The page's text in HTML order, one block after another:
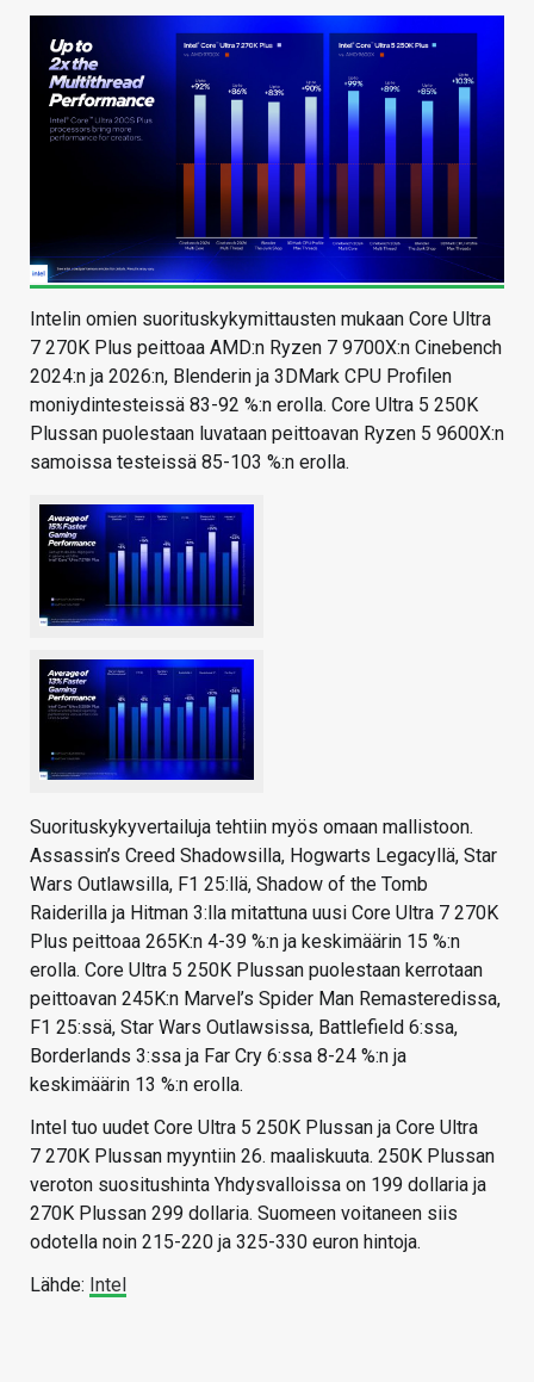
Intelin omien suorituskykymittausten mukaan Core Ultra
7 270K Plus peittoaa AMD:n Ryzen 7 9700X:n Cinebench
2024:n ja 2026:n, Blenderin ja 3DMark CPU Profilen
moniydintesteissä 83-92 %:n erolla. Core Ultra 5 250K
Plussan puolestaan luvataan peittoavan Ryzen 5 9600X:n
samoissa testeissä 85-103 %:n erolla.
Suorituskykyvertailuja tehtiin myös omaan mallistoon.
Assassin’s Creed Shadowsilla, Hogwarts Legacyllä, Star
Wars Outlawsilla, F1 25:llä, Shadow of the Tomb
Raiderilla ja Hitman 3:lla mitattuna uusi Core Ultra 7 270K
Plus peittoaa 265K:n 4-39 %:n ja keskimäärin 15 %:n
erolla. Core Ultra 5 250K Plussan puolestaan kerrotaan
peittoavan 245K:n Marvel’s Spider Man Remasteredissa,
F1 25:ssä, Star Wars Outlawsissa, Battlefield 6:ssa,
Borderlands 3:ssa ja Far Cry 6:ssa 8-24 %:n ja
keskimäärin 13 %:n erolla.
Intel tuo uudet Core Ultra 5 250K Plussan ja Core Ultra
7 270K Plussan myyntiin 26. maaliskuuta. 250K Plussan
veroton suositushinta Yhdysvalloissa on 199 dollaria ja
270K Plussan 299 dollaria. Suomeen voitaneen siis
odotella noin 215-220 ja 325-330 euron hintoja.
Lähde: Intel